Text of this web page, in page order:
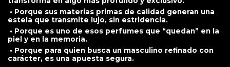
• Porque sus materias primas de calidad generan una
estela que transmite lujo, sin estridencia.
• Porque es uno de esos perfumes que “quedan” en la
piel y en la memoria.
• Porque para quien busca un masculino refinado con
carácter, es una apuesta segura.